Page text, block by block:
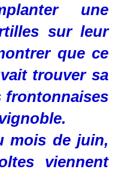
une
sur leur
que ce
trouver sa
frontonnaises
mois de juin,
viennent